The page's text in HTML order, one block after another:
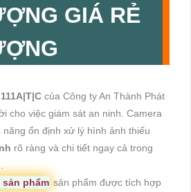
GIÁ RẺ
của Công ty An Thành Phát
cho việc giám sát an ninh. Camera
ổn định xử lý hình ảnh thiếu
rõ ràng và chi tiết ngay cả trong
phẩm sản phẩm được tích hợp